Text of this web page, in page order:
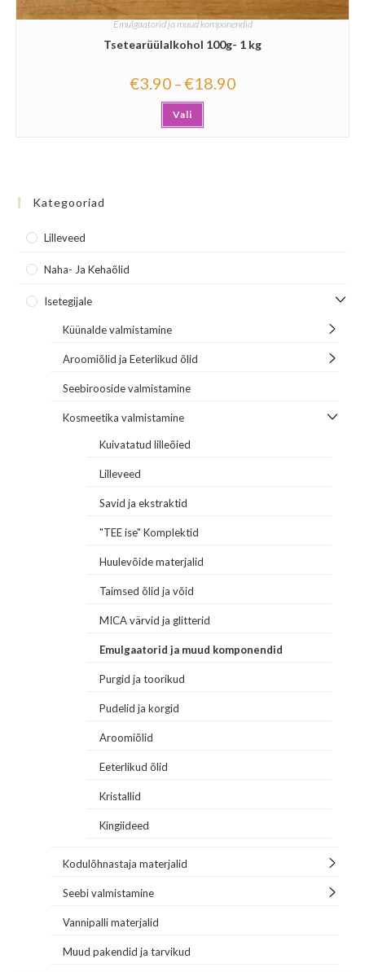
Emulgaatorid ja muud komponendid
Tsetearüülalkohol 100g- 1 kg
€3.90 –€18.90
Vali
Kategooriad
Lilleveed
Naha- Ja Kehaõlid
Isetegijale
Küünalde valmistamine
Aroomiõlid ja Eeterlikud õlid
Seebirooside valmistamine
Kosmeetika valmistamine
Kuivatatud lilleõied
Lilleveed
Savid ja ekstraktid
"TEE ise" Komplektid
Huulevõide materjalid
Taimsed õlid ja võid
MICA värvid ja glitterid
Emulgaatorid ja muud komponendid
Purgid ja toorikud
Pudelid ja korgid
Aroomiõlid
Eeterlikud õlid
Kristallid
Kingiideed
Kodulõhnastaja materjalid
Seebi valmistamine
Vannipalli materjalid
Muud pakendid ja tarvikud